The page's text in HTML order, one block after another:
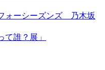
ォーシーズンズ 乃木坂
て誰？展」